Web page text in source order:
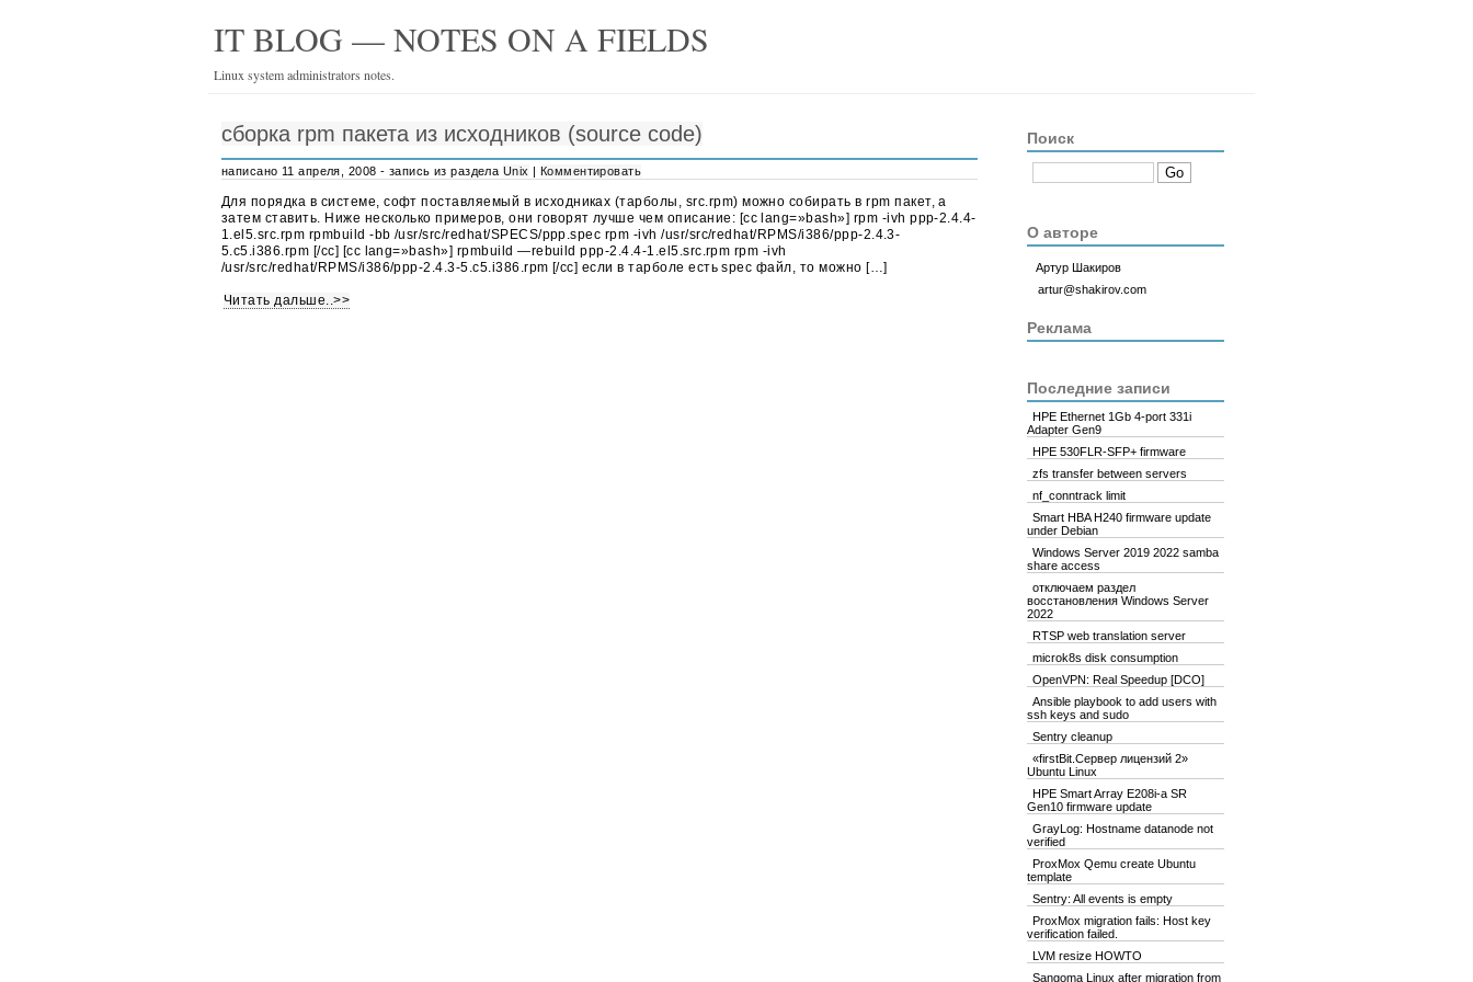
IT BLOG — NOTES ON A FIELDS
Linux system administrators notes.
сборка rpm пакета из исходников (source code)
написано 11 апреля, 2008 - запись из раздела Unix | Комментировать
Для порядка в системе, софт поставляемый в исходниках (тарболы, src.rpm) можно собирать в rpm пакет, а
затем ставить. Ниже несколько примеров, они говорят лучше чем описание: [cc lang=»bash»] rpm -ivh ppp-2.4.4-
1.el5.src.rpm rpmbuild -bb /usr/src/redhat/SPECS/ppp.spec rpm -ivh /usr/src/redhat/RPMS/i386/ppp-2.4.3-
5.c5.i386.rpm [/cc] [cc lang=»bash»] rpmbuild —rebuild ppp-2.4.4-1.el5.src.rpm rpm -ivh
/usr/src/redhat/RPMS/i386/ppp-2.4.3-5.c5.i386.rpm [/cc] если в тарболе есть spec файл, то можно […]
Читать дальше..>>
Поиск
О авторе
Артур Шакиров
artur@shakirov.com
Реклама
Последние записи
HPE Ethernet 1Gb 4-port 331i
Adapter Gen9
HPE 530FLR-SFP+ firmware
zfs transfer between servers
nf_conntrack limit
Smart HBA H240 firmware update
under Debian
Windows Server 2019 2022 samba
share access
отключаем раздел
восстановления Windows Server
2022
RTSP web translation server
microk8s disk consumption
OpenVPN: Real Speedup [DCO]
Ansible playbook to add users with
ssh keys and sudo
Sentry cleanup
«firstBit.Сервер лицензий 2»
Ubuntu Linux
HPE Smart Array E208i-a SR
Gen10 firmware update
GrayLog: Hostname datanode not
verified
ProxMox Qemu create Ubuntu
template
Sentry: All events is empty
ProxMox migration fails: Host key
verification failed.
LVM resize HOWTO
Sangoma Linux after migration from